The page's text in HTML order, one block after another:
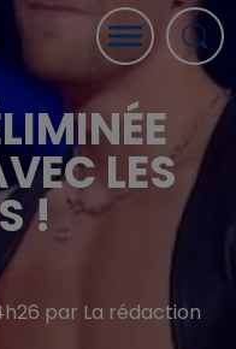
LES
!
par La rédaction